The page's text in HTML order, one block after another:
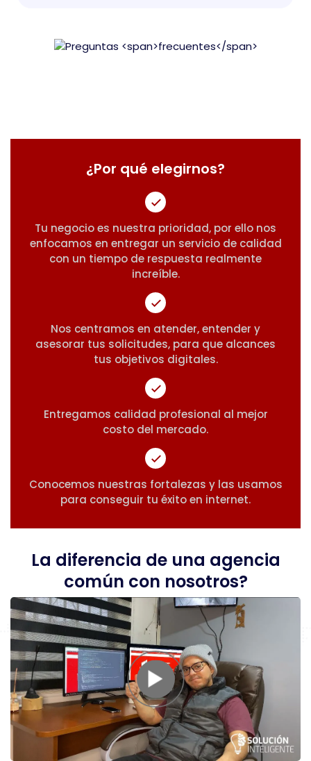
¿Por qué elegirnos?
Tu negocio es nuestra prioridad, por ello nos
enfocamos en entregar un servicio de calidad
con un tiempo de respuesta realmente
increíble.
Nos centramos en atender, entender y
asesorar tus solicitudes, para que alcances
tus objetivos digitales.
Entregamos calidad profesional al mejor
costo del mercado.
Conocemos nuestras fortalezas y las usamos
para conseguir tu éxito en internet.
La diferencia de una agencia
común con nosotros?